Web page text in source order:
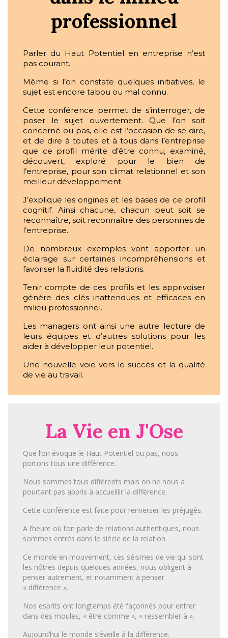
professionnel
Parler du Haut Potentiel en entreprise n’est
pas courant.
Même si l’on constate quelques initiatives, le
sujet est encore tabou ou mal connu.
Cette conférence permet de s’interroger, de
poser le sujet ouvertement. Que l’on soit
concerné ou pas, elle est l’occasion de se dire,
et de dire à toutes et à tous dans l’entreprise
que ce profil mérite d’être connu, examiné,
découvert, exploré pour le bien de
l’entreprise, pour son climat relationnel et son
meilleur développement.
J’explique les origines et les bases de ce profil
cognitif. Ainsi chacune, chacun peut soit se
reconnaître, soit reconnaître des personnes de
l’entreprise.
De nombreux exemples vont apporter un
éclairage sur certaines incompréhensions et
favoriser la fluidité des relations.
Tenir compte de ces profils et les apprivoiser
génère des clés inattendues et efficaces en
milieu professionnel.
Les managers ont ainsi une autre lecture de
leurs équipes et d’autres solutions pour les
aider à développer leur potentiel.
Une nouvelle voie vers le succès et la qualité
de vie au travail.
La Vie en J'Ose
Que l’on évoque le Haut Potentiel ou pas, nous
portons tous une différence.
Nous sommes tous différents mais on ne nous a
pourtant pas appris à accueillir la différence.
Cette conférence est faite pour renverser les préjugés.
A l’heure où l’on parle de relations authentiques, nous
sommes entrés dans le siècle de la relation.
Ce monde en mouvement, ces séismes de vie qui sont
les nôtres depuis quelques années, nous obligent à
penser autrement, et notamment à penser
« différence ».
Nos esprits ont longtemps été façonnés pour entrer
dans des moules, « être comme », « ressembler à ».
Aujourd’hui le monde s’éveille à la différence.